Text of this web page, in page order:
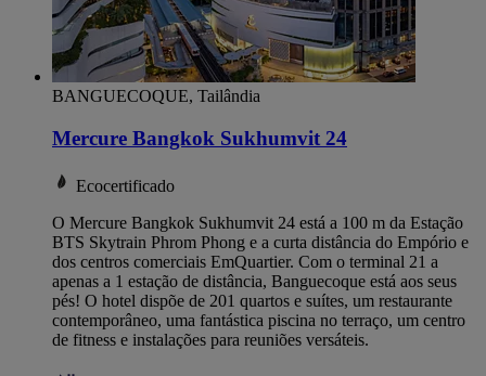
BANGUECOQUE, Tailândia
Mercure Bangkok Sukhumvit 24
Ecocertificado
O Mercure Bangkok Sukhumvit 24 está a 100 m da Estação
BTS Skytrain Phrom Phong e a curta distância do Empório e
dos centros comerciais EmQuartier. Com o terminal 21 a
apenas a 1 estação de distância, Banguecoque está aos seus
pés! O hotel dispõe de 201 quartos e suítes, um restaurante
contemporâneo, uma fantástica piscina no terraço, um centro
de fitness e instalações para reuniões versáteis.